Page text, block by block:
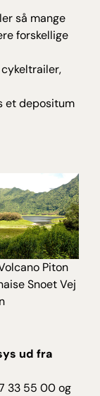
så mange
forskellige
et depositum
ud fra
33 55 00 og